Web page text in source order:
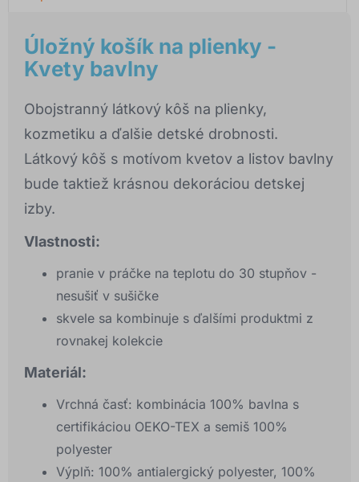
Úložný košík na plienky -
Kvety bavlny
Obojstranný látkový kôš na plienky,
kozmetiku a ďalšie detské drobnosti.
Látkový kôš s motívom kvetov a listov bavlny
bude taktiež krásnou dekoráciou detskej
izby.
Vlastnosti:
pranie v práčke na teplotu do 30 stupňov -
nesušiť v sušičke
skvele sa kombinuje s ďalšími produktmi z
rovnakej kolekcie
Materiál:
Vrchná časť: kombinácia 100% bavlna s
certifikáciou OEKO-TEX a semiš 100%
polyester
Výplň: 100% antialergický polyester, 100%